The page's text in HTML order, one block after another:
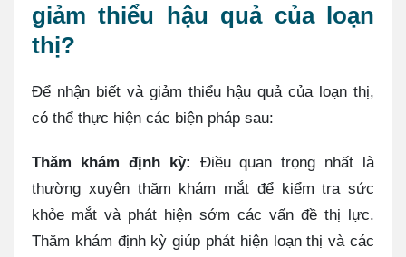
giảm thiểu hậu quả của loạn
thị?
Để nhận biết và giảm thiểu hậu quả của loạn thị,
có thể thực hiện các biện pháp sau:
Thăm khám định kỳ: Điều quan trọng nhất là
thường xuyên thăm khám mắt để kiểm tra sức
khỏe mắt và phát hiện sớm các vấn đề thị lực.
Thăm khám định kỳ giúp phát hiện loạn thị và các